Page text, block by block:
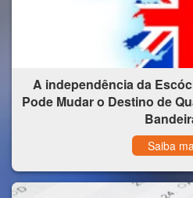
A independência da
Pode Mudar o Destino de
Saiba